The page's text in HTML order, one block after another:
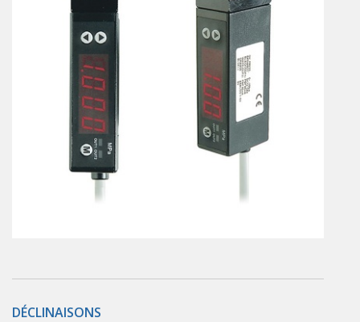
Auxiliaires de ligne
Auxiliaires de raccordement
Électrovannes tous fluides
DISTRIBUTEURS
Commande à pédale
Commande électrique
Commande manuelle
Commande musculaire
Électrovannes à jet pulsé
DÉCLINAISONS